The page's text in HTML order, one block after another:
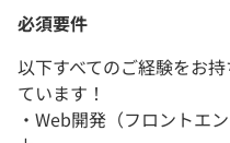
必須要件
以下すべてのご経験をお
ています！
・Web開発（フロントエ